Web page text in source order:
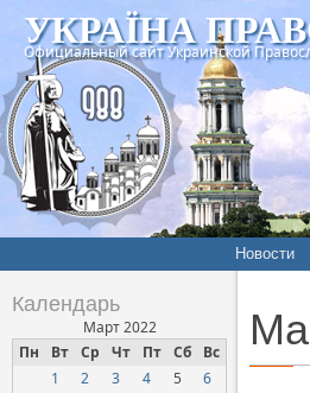
УКРАЇНА
Официальный сайт Украинской
Новости
Календарь
Март 2022
Пн
Вт Ср Чт Пт Сб Вс
1 2 3 4 5
6